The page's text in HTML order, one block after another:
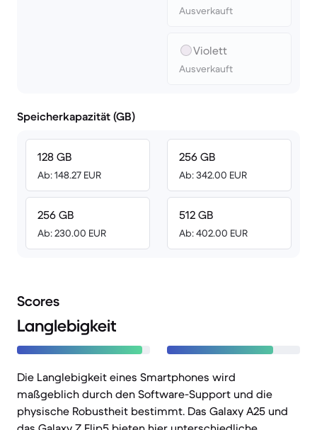
Ausverkauft
Violett
Ausverkauft
Speicherkapazität (GB)
128 GB
Ab: 148.27 EUR
256 GB
Ab: 230.00 EUR
256 GB
Ab: 342.00 EUR
512 GB
Ab: 402.00 EUR
Scores
Langlebigkeit
Die Langlebigkeit eines Smartphones wird
maßgeblich durch den Software-Support und die
physische Robustheit bestimmt. Das Galaxy A25 und